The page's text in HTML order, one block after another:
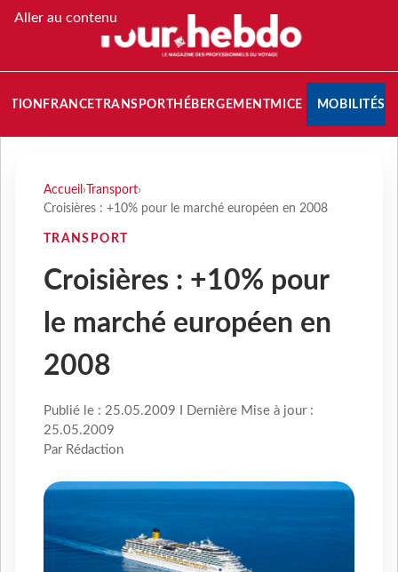
Aller au contenu
FRANCETRANSPORT HÉBERGEMENTMICE MOBILITÉS
Accueil › Transport›
Croisières : +10% pour le marché européen en 2008
TRANSPORT
Croisières : +10% pour
le marché européen en
2008
Publié le : 25.05.2009 I Dernière Mise à jour :
25.05.2009
Par Rédaction